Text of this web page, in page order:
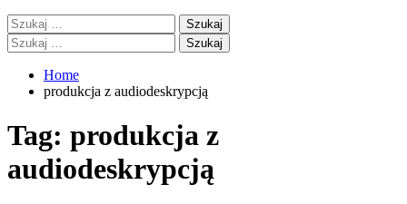
Szukaj:
Szukaj:
Home
produkcja z audiodeskrypcją
Tag: produkcja z
audiodeskrypcją